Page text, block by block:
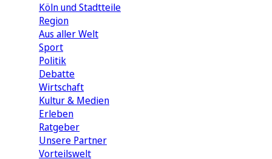
Köln und Stadtteile
Region
Aus aller Welt
Sport
Politik
Debatte
Wirtschaft
Kultur & Medien
Erleben
Ratgeber
Unsere Partner
Vorteilswelt